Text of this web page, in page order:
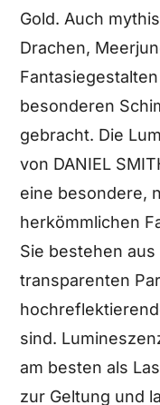
Gold. Auch
Drachen,
besonderen
gebracht. Die
von DANIEL
eine besondere,
herkömmlichen
Sie bestehen
transparenten
sind.
am besten als
zur Geltung und